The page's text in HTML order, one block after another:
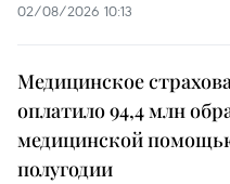
02/08/2026 10:13
Медицинское
оплатило 94,4 млн
медицинской
полугодии